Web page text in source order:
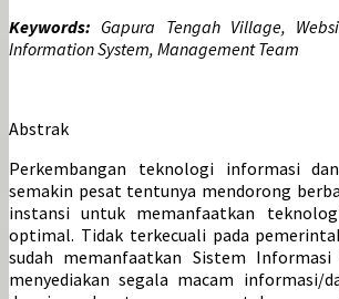
Keywords: Gapura Tengah Village,
Information System, Management Team
Abstrak
Perkembangan teknologi informasi
semakin pesat tentunya mendorong
instansi untuk memanfaatkan
optimal. Tidak terkecuali pada
sudah memanfaatkan Sistem
menyediakan segala macam informasi/